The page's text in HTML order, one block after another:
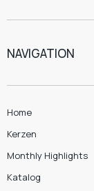
NAVIGATION
Home
Kerzen
Monthly Highlights
Katalog